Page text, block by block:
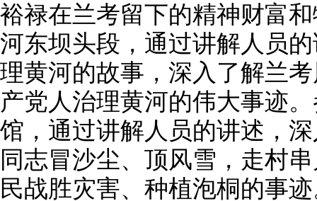
裕禄在兰考留下的精神财富
河东坝头段，通过讲解人员
理黄河的故事，深入了解兰
产党人治理黄河的伟大事迹
馆，通过讲解人员的讲述，
同志冒沙尘、顶风雪，走村
民战胜灾害、种植泡桐的事